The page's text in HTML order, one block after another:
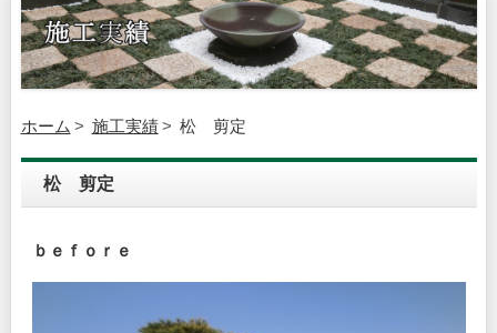
ホーム 施工実績 松 剪定
松 剪定
ｂｅｆｏｒｅ